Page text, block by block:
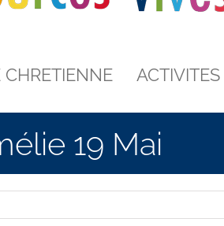
CHRETIENNE ACTIVITES
19 Mai